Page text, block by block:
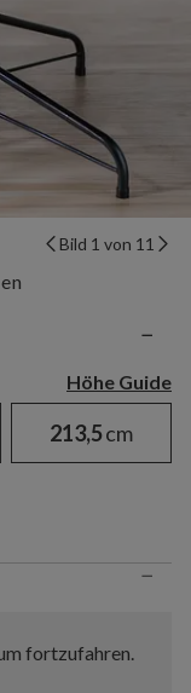
Bild 1 von 11
−
Höhe Guide
213,5cm
−
fortzufahren.